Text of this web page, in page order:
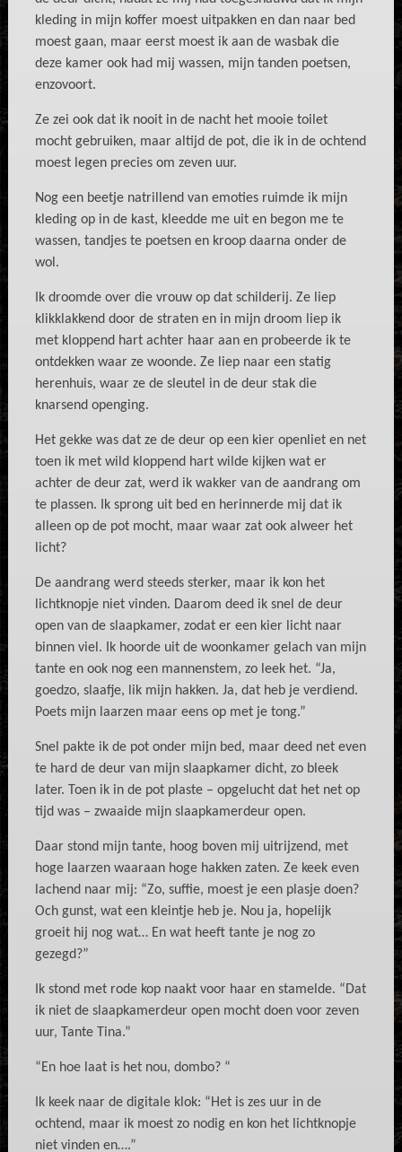
kleding in mijn koffer moest uitpakken en dan naar bed
moest gaan, maar eerst moest ik aan de wasbak die
deze kamer ook had mij wassen, mijn tanden poetsen,
enzovoort.
Ze zei ook dat ik nooit in de nacht het mooie toilet
mocht gebruiken, maar altijd de pot, die ik in de ochtend
moest legen precies om zeven uur.
Nog een beetje natrillend van emoties ruimde ik mijn
kleding op in de kast, kleedde me uit en begon me te
wassen, tandjes te poetsen en kroop daarna onder de
wol.
Ik droomde over die vrouw op dat schilderij. Ze liep
klikklakkend door de straten en in mijn droom liep ik
met kloppend hart achter haar aan en probeerde ik te
ontdekken waar ze woonde. Ze liep naar een statig
herenhuis, waar ze de sleutel in de deur stak die
knarsend openging.
Het gekke was dat ze de deur op een kier openliet en net
toen ik met wild kloppend hart wilde kijken wat er
achter de deur zat, werd ik wakker van de aandrang om
te plassen. Ik sprong uit bed en herinnerde mij dat ik
alleen op de pot mocht, maar waar zat ook alweer het
licht?
De aandrang werd steeds sterker, maar ik kon het
lichtknopje niet vinden. Daarom deed ik snel de deur
open van de slaapkamer, zodat er een kier licht naar
binnen viel. Ik hoorde uit de woonkamer gelach van mijn
tante en ook nog een mannenstem, zo leek het. “Ja,
goedzo, slaafje, lik mijn hakken. Ja, dat heb je verdiend.
Poets mijn laarzen maar eens op met je tong.”
Snel pakte ik de pot onder mijn bed, maar deed net even
te hard de deur van mijn slaapkamer dicht, zo bleek
later. Toen ik in de pot plaste – opgelucht dat het net op
tijd was – zwaaide mijn slaapkamerdeur open.
Daar stond mijn tante, hoog boven mij uitrijzend, met
hoge laarzen waaraan hoge hakken zaten. Ze keek even
lachend naar mij: “Zo, suffie, moest je een plasje doen?
Och gunst, wat een kleintje heb je. Nou ja, hopelijk
groeit hij nog wat… En wat heeft tante je nog zo
gezegd?”
Ik stond met rode kop naakt voor haar en stamelde. “Dat
ik niet de slaapkamerdeur open mocht doen voor zeven
uur, Tante Tina.”
“En hoe laat is het nou, dombo? “
Ik keek naar de digitale klok: “Het is zes uur in de
ochtend, maar ik moest zo nodig en kon het lichtknopje
niet vinden en….”